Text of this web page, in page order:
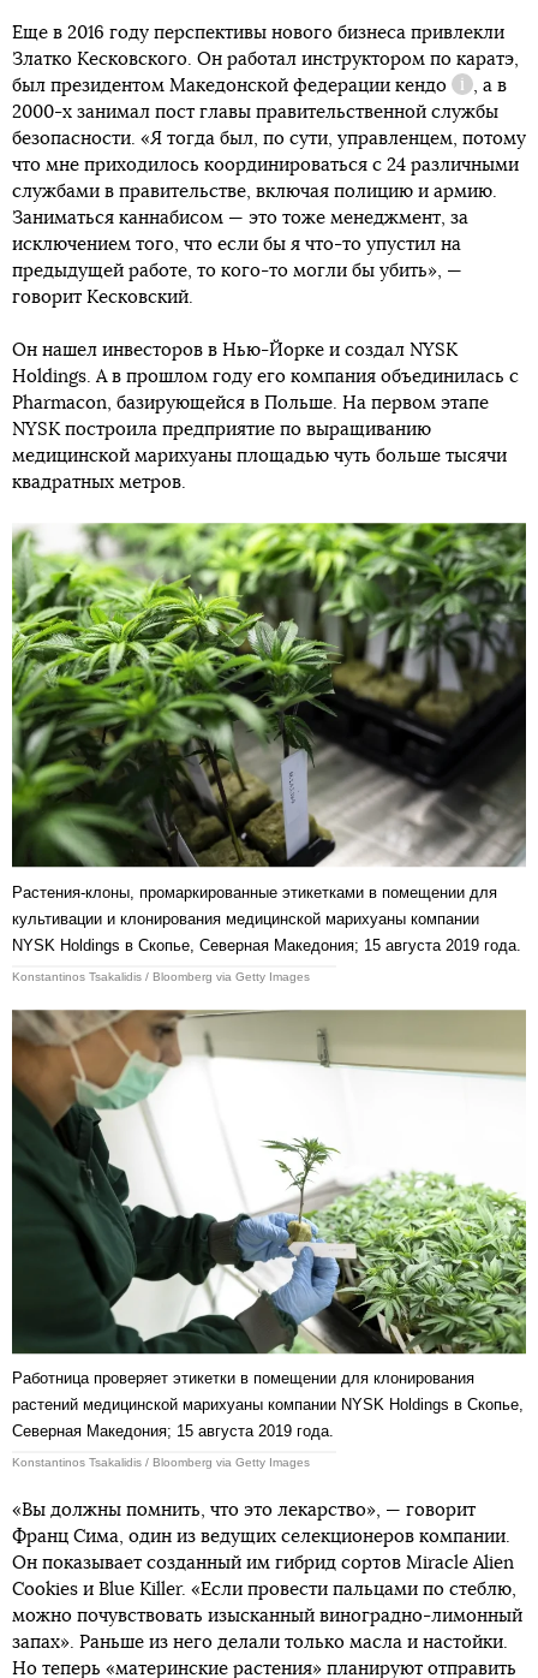
Еще в 2016 году перспективы нового бизнеса привлекли
Златко Кесковского. Он работал инструктором по каратэ,
был президентом Македонской федерации кендо
Справка
, а в
2000-х занимал пост главы правительственной службы
безопасности. «Я тогда был, по сути, управленцем, потому
что мне приходилось координироваться с 24 различными
службами в правительстве, включая полицию и армию.
Заниматься каннабисом — это тоже менеджмент, за
исключением того, что если бы я что-то упустил на
предыдущей работе, то кого-то могли бы убить», —
говорит Кесковский.
Он нашел инвесторов в Нью-Йорке и создал NYSK
Holdings. А в прошлом году его компания объединилась с
Pharmacon, базирующейся в Польше. На первом этапе
NYSK построила предприятие по выращиванию
медицинской марихуаны площадью чуть больше тысячи
квадратных метров.
Растения-клоны, промаркированные этикетками в помещении для
культивации и клонирования медицинской марихуаны компании
NYSK Holdings в Скопье, Северная Македония; 15 августа 2019 года.
Konstantinos Tsakalidis / Bloomberg via Getty Images
Работница проверяет этикетки в помещении для клонирования
растений медицинской марихуаны компании NYSK Holdings в Скопье,
Северная Македония; 15 августа 2019 года.
Konstantinos Tsakalidis / Bloomberg via Getty Images
«Вы должны помнить, что это лекарство», — говорит
Франц Сима, один из ведущих селекционеров компании.
Он показывает созданный им гибрид сортов Miracle Alien
Cookies и Blue Killer. «Если провести пальцами по стеблю,
можно почувствовать изысканный виноградно-лимонный
запах». Раньше из него делали только масла и настойки.
Но теперь «материнские растения» планируют отправить